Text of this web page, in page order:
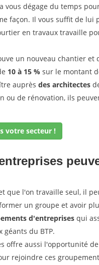
dégage du temps
façon. Il vous suffit de lui
en travaux travaille
un nouveau chantier et
10 à 15 % sur le montant
auprès des architectes
ou de rénovation, ils
votre secteur !
que l'on travaille seul, il
un groupe et avoir
d'entreprises qui
du BTP.
offre aussi l'opportunité
rejoindre ces